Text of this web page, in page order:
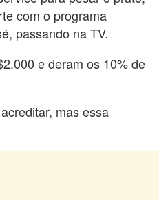
com o programa
passando na TV.
e deram os 10% de
mas essa